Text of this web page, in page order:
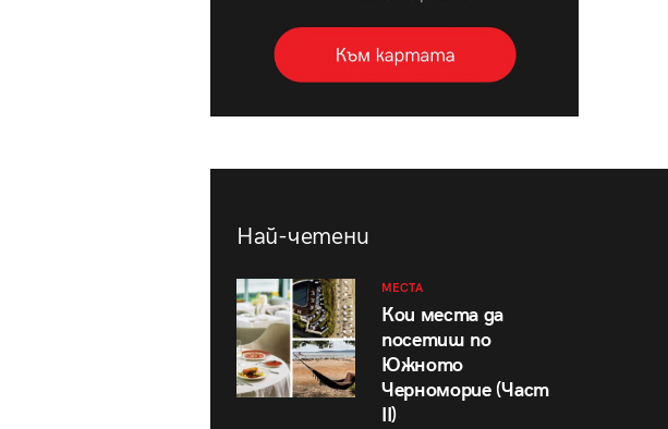
Най-четени
МЕСТА
Кои места да
посетиш по
Южното
Черноморие (Част
II)